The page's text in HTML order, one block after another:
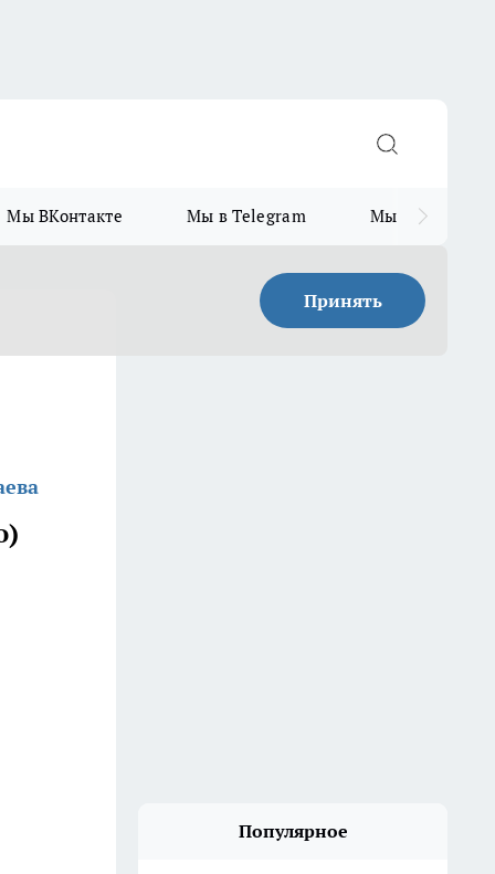
Мы ВКонтакте Мы в Telegram Мы в MAX
Принять
Популярное